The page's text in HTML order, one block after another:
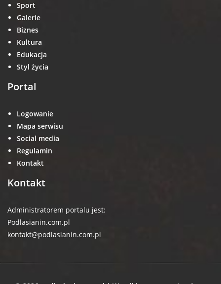
Sport
Galerie
Biznes
Kultura
Edukacja
Styl życia
Portal
Logowanie
Mapa serwisu
Social media
Regulamin
Kontakt
Kontakt
Administratorem portalu jest:
Podlasianin.com.pl
kontakt@podlasianin.com.pl